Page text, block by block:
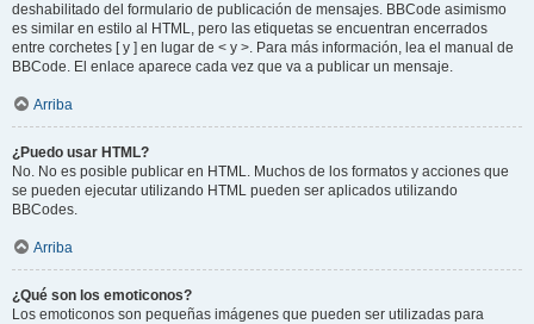
deshabilitado del formulario de publicación de mensajes. BBCode asimismo
es similar en estilo al HTML, pero las etiquetas se encuentran encerrados
entre corchetes [ y ] en lugar de < y >. Para más información, lea el manual de
BBCode. El enlace aparece cada vez que va a publicar un mensaje.
Arriba
¿Puedo usar HTML?
No. No es posible publicar en HTML. Muchos de los formatos y acciones que
se pueden ejecutar utilizando HTML pueden ser aplicados utilizando
BBCodes.
Arriba
¿Qué son los emoticonos?
Los emoticonos son pequeñas imágenes que pueden ser utilizadas para